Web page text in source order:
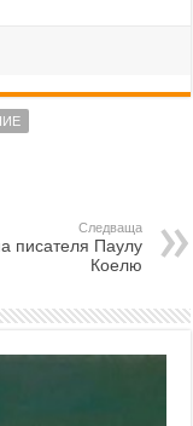
Следваща
писателя Паулу
Коелю